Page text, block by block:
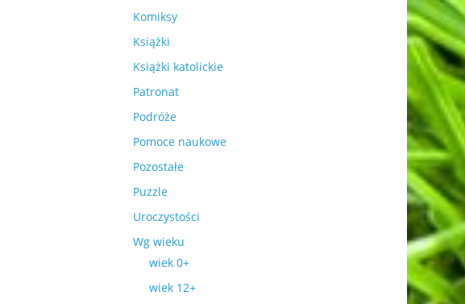
Komiksy
Książki
Książki katolickie
Patronat
Podróże
Pomoce naukowe
Pozostałe
Puzzle
Uroczystości
Wg wieku
wiek 0+
wiek 12+